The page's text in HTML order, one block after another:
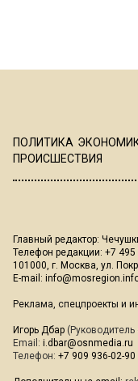
ПОЛИТИКА
ПРОИСШЕСТВИЯ
Главный редактор:
Телефон редакции: +7 495
101000, г. Москва, ул.
E-mail:
Реклама, спецпроекты и
Игорь Дбар
Email: i.dbar@osnmedia.ru
Телефон: +7 909 936-02-90